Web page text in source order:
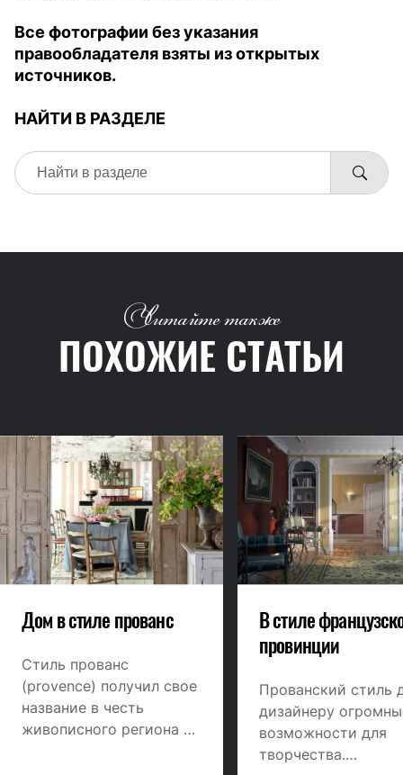
Все фотографии без указания
правообладателя взяты из открытых
источников.
НАЙТИ В РАЗДЕЛЕ
Читайте также
ПОХОЖИЕ СТАТЬИ
Дом в стиле прованс
Стиль прованс
(provence) получил свое
название в честь
живописного региона на
В стиле
провинции
Прованский стиль
дизайнеру
возможности для
творчества.